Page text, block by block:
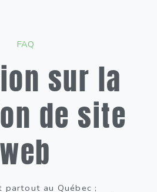
FAQ
sur la
de site
web
partout au Québec ;